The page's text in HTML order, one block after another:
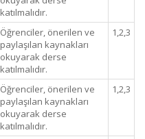
katılmalıdır.
Öğrenciler, önerilen ve
paylaşılan kaynakları
okuyarak derse
katılmalıdır.
1,2,3
Öğrenciler, önerilen ve
paylaşılan kaynakları
okuyarak derse
katılmalıdır.
1,2,3